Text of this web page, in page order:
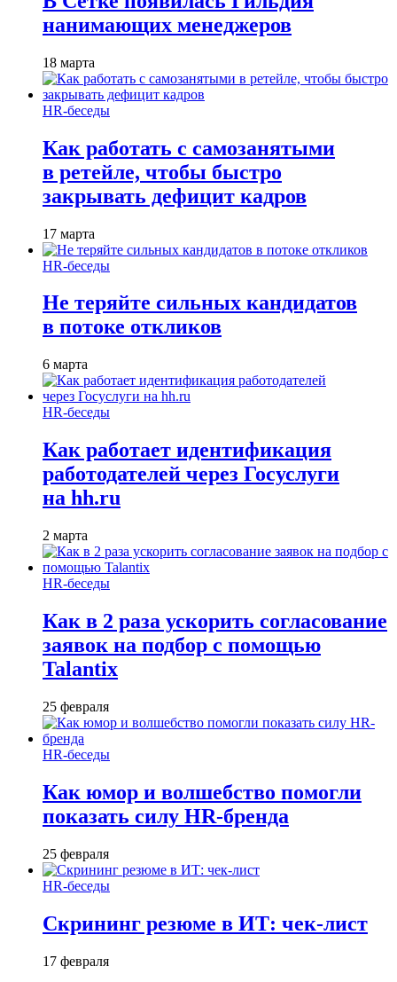
нанимающих менеджеров
18 марта
HR-беседы
Как работать с самозанятыми
в ретейле, чтобы быстро
закрывать дефицит кадров
17 марта
HR-беседы
Не теряйте сильных кандидатов
в потоке откликов
6 марта
HR-беседы
Как работает идентификация
работодателей через Госуслуги
на hh.ru
2 марта
HR-беседы
Как в 2 раза ускорить согласование
заявок на подбор с помощью
Talantix
25 февраля
HR-беседы
Как юмор и волшебство помогли
показать силу HR-бренда
25 февраля
HR-беседы
Скрининг резюме в ИТ: чек-лист
17 февраля